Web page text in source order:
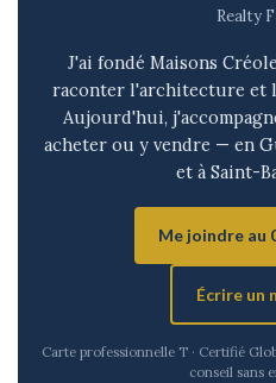
Realty
J'ai fondé Maisons
raconter l'architecture et
Aujourd'hui,
acheter ou y vendre — en
et à Saint-
Me joindre au
Écrire un
Carte professionnelle T · Certifié
conseil sans